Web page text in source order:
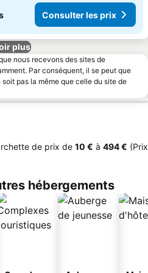
Consulter les prix
plus
nous recevons des sites de
Par conséquent, il se peut que
pas la même que celle du site de
de prix de ‎10 € à ‎494 € (Prix
hébergements